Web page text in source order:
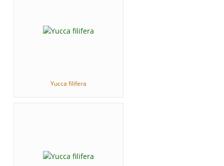
Yucca filifera